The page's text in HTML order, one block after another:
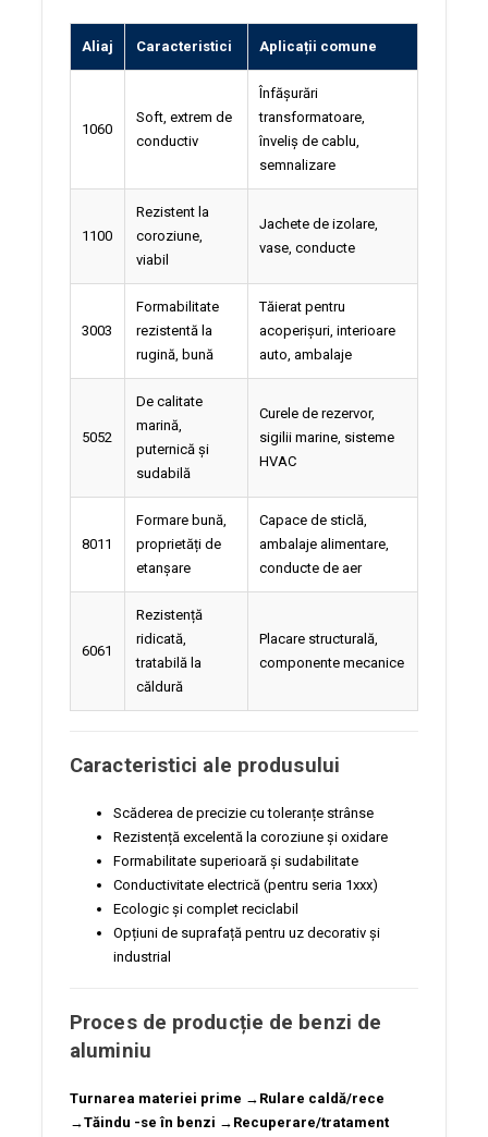
Aliaj Caracteristici Aplicații comune
1060
Soft, extrem de
conductiv
Înfășurări
transformatoare,
înveliș de cablu,
semnalizare
1100
Rezistent la
coroziune,
viabil
Jachete de izolare,
vase, conducte
3003
Formabilitate
rezistentă la
rugină, bună
Tăierat pentru
acoperișuri, interioare
auto, ambalaje
5052
De calitate
marină,
puternică și
sudabilă
Curele de rezervor,
sigilii marine, sisteme
HVAC
8011
Formare bună,
proprietăți de
etanșare
Capace de sticlă,
ambalaje alimentare,
conducte de aer
6061
Rezistență
ridicată,
tratabilă la
căldură
Placare structurală,
componente mecanice
Caracteristici ale produsului
Scăderea de precizie cu toleranțe strânse
Rezistență excelentă la coroziune și oxidare
Formabilitate superioară și sudabilitate
Conductivitate electrică (pentru seria 1xxx)
Ecologic și complet reciclabil
Opțiuni de suprafață pentru uz decorativ și
industrial
Proces de producție de benzi de
aluminiu
Turnarea materiei prime → Rulare caldă/rece
→Tăindu -se în benzi → Recuperare/tratament